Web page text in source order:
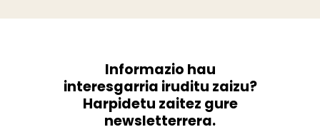
Informazio hau
interesgarria iruditu zaizu?
Harpidetu zaitez gure
newsletterrera.